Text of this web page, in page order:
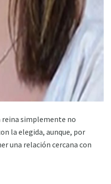
ad
reina simplemente no
la elegida, aunque, por
una relación cercana con